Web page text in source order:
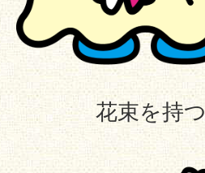
花束を持つ